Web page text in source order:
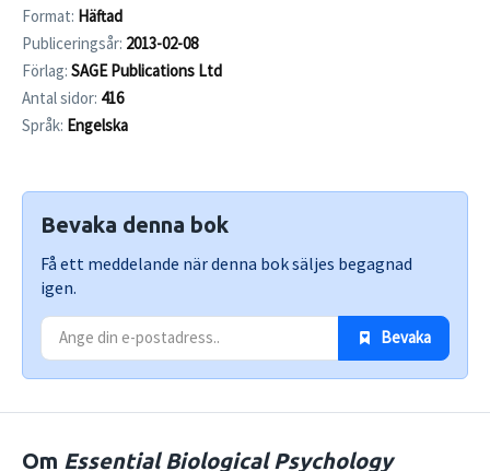
Format: Häftad
Publiceringsår: 2013-02-08
Förlag: SAGE Publications Ltd
Antal sidor: 416
Språk: Engelska
Bevaka denna bok
Få ett meddelande när denna bok säljes begagnad
igen.
Bevaka
Om Essential Biological Psychology